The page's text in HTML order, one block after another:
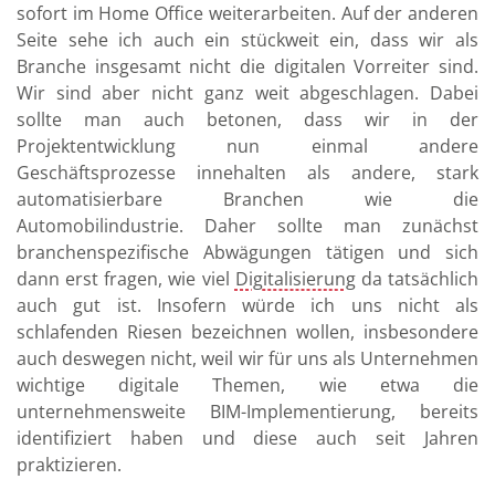
sofort im Home Office weiterarbeiten. Auf der anderen
Seite sehe ich auch ein stückweit ein, dass wir als
Branche insgesamt nicht die digitalen Vorreiter sind.
Wir sind aber nicht ganz weit abgeschlagen. Dabei
sollte man auch betonen, dass wir in der
Projektentwicklung nun einmal andere
Geschäftsprozesse innehalten als andere, stark
automatisierbare Branchen wie die
Automobilindustrie. Daher sollte man zunächst
branchenspezifische Abwägungen tätigen und sich
dann erst fragen, wie viel Digitalisierungda tatsächlich
auch gut ist. Insofern würde ich uns nicht als
schlafenden Riesen bezeichnen wollen, insbesondere
auch deswegen nicht, weil wir für uns als Unternehmen
wichtige digitale Themen, wie etwa die
unternehmensweite BIM-Implementierung, bereits
identifiziert haben und diese auch seit Jahren
praktizieren.